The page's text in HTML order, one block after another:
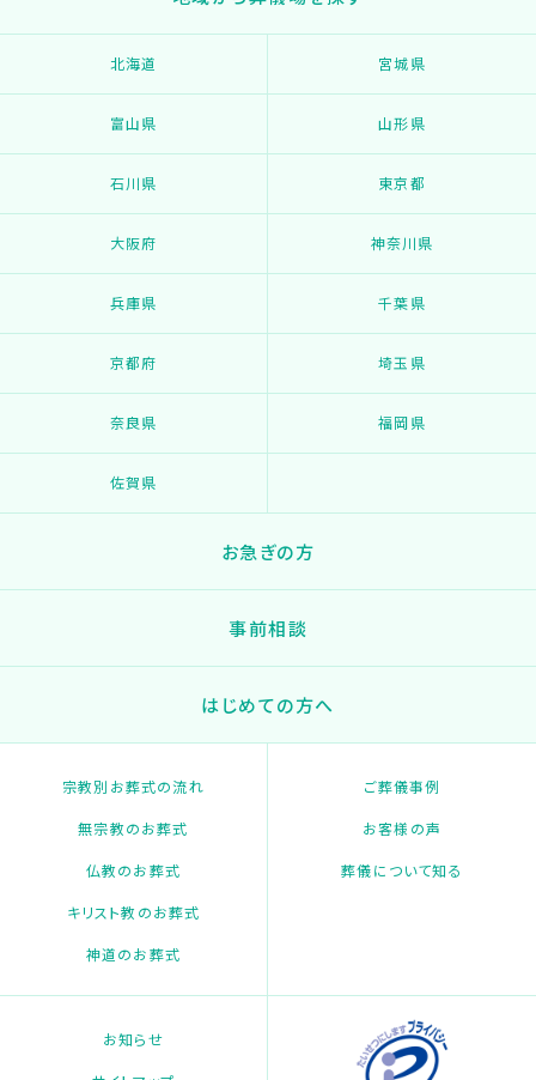
北海道 宮城県
富山県 山形県
石川県 東京都
大阪府 神奈川県
兵庫県 千葉県
京都府 埼玉県
奈良県 福岡県
佐賀県
お急ぎの方
事前相談
はじめての方へ
宗教別お葬式の流れ
無宗教のお葬式
仏教のお葬式
キリスト教のお葬式
神道のお葬式
ご葬儀事例
お客様の声
葬儀について知る
お知らせ